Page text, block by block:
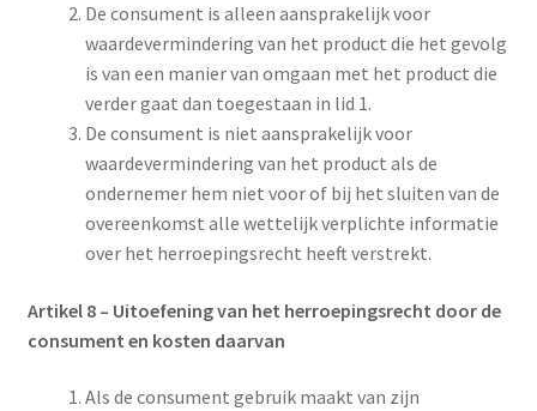
De consument is alleen aansprakelijk voor
waardevermindering van het product die het gevolg
is van een manier van omgaan met het product die
verder gaat dan toegestaan in lid 1.
De consument is niet aansprakelijk voor
waardevermindering van het product als de
ondernemer hem niet voor of bij het sluiten van de
overeenkomst alle wettelijk verplichte informatie
over het herroepingsrecht heeft verstrekt.
Artikel 8 – Uitoefening van het herroepingsrecht door de
consument en kosten daarvan
Als de consument gebruik maakt van zijn